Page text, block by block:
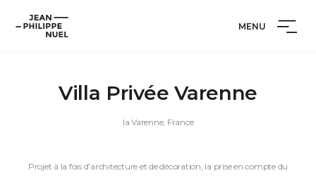
contenu
Jean-
Philippe
MENU
Villa Privée Varenne
la Varenne, France
Projet à la fois d’architecture et de décoration, la prise en compte du